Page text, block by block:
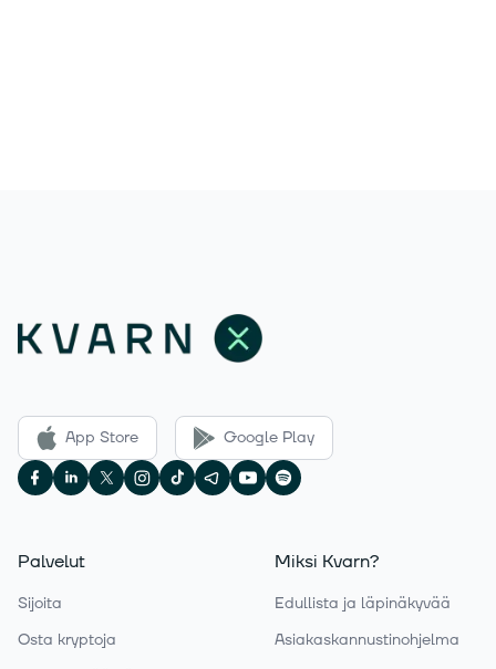
App Store Google Play
Palvelut
Sijoita
Osta kryptoja
Miksi Kvarn?
Edullista ja läpinäkyvää
Asiakaskannustinohjelma